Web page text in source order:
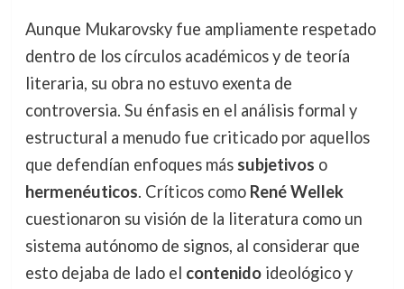
Aunque Mukarovsky fue ampliamente respetado
dentro de los círculos académicos y de teoría
literaria, su obra no estuvo exenta de
controversia. Su énfasis en el análisis formal y
estructural a menudo fue criticado por aquellos
que defendían enfoques más subjetivos o
hermenéuticos. Críticos como René Wellek
cuestionaron su visión de la literatura como un
sistema autónomo de signos, al considerar que
esto dejaba de lado el contenidoideológico y